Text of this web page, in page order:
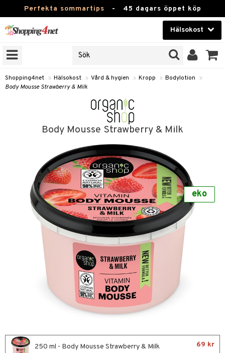
Perfekta sommartips - 45 dagars öppet köp
Hälsokost
Skönhet
Kontaktlinser
Hem & Inredning
Leksaker, Barn & Baby
Varumärken
Kampanjer
Shopping4net » Hälsokost » Vård & hygien » Kropp » Bodylotion
»
Body Mousse Strawberry & Milk
Body Mousse Strawberry & Milk
eko
250 ml - Body Mousse Strawberry & Milk 69 kr
& hals